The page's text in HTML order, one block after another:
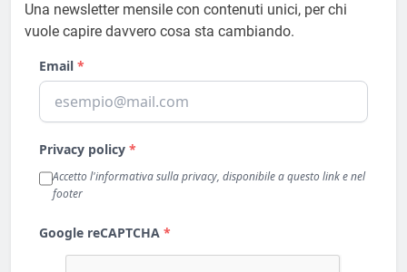
Una newsletter mensile con contenuti unici, per chi
vuole capire davvero cosa sta cambiando.